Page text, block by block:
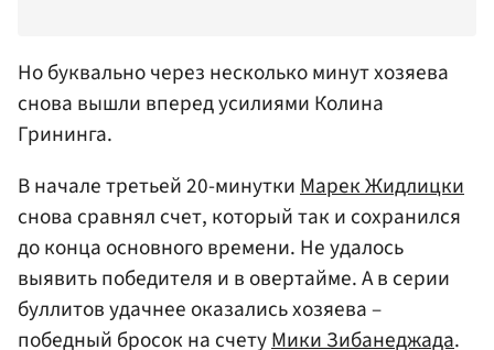
Но буквально через несколько минут хозяева
снова вышли вперед усилиями Колина
Грининга.
В начале третьей 20-минуткиМарек Жидлицки
снова сравнял счет, который так и сохранился
до конца основного времени. Не удалось
выявить победителя и в овертайме. А в серии
буллитов удачнее оказались хозяева –
победный бросок на счетуМики Зибанеджада.